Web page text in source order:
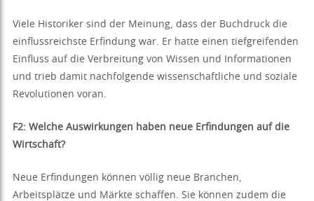
Viele Historiker sind der Meinung, dass der Buchdruck die
einflussreichste Erfindung war. Er hatte einen tiefgreifenden
Einfluss auf die Verbreitung von Wissen und Informationen
und trieb damit nachfolgende wissenschaftliche und soziale
Revolutionen voran.
F2: Welche Auswirkungen haben neue Erfindungen auf die
Wirtschaft?
Neue Erfindungen können völlig neue Branchen,
Arbeitsplätze und Märkte schaffen. Sie können zudem die